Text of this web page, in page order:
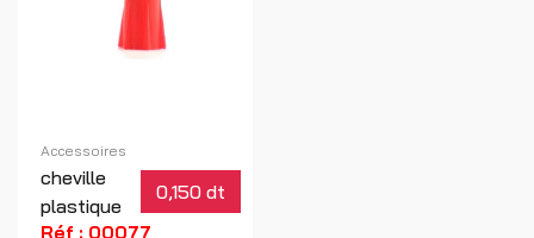
Accessoires
cheville
plastique
0,150 dt
Réf : 00077